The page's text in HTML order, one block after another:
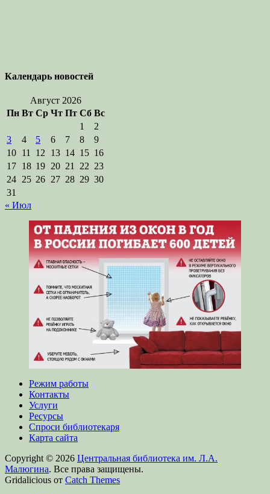
Календарь новостей
Август 2026
Пн Вт Ср Чт Пт Сб Вс
1
2
3
4 5 6 7 8
9
10 11 12 13 14 15 16
17 18 19 20 21 22 23
24 25 26 27 28 29 30
31
« Июл
Режим работы
Контакты
Услуги
Ресурсы
Спроси библиотекаря
Карта сайта
Copyright © 2026 Центральная библиотека им. Л.А.
Малюгина. Все права защищены.
Gridalicious от Catch Themes